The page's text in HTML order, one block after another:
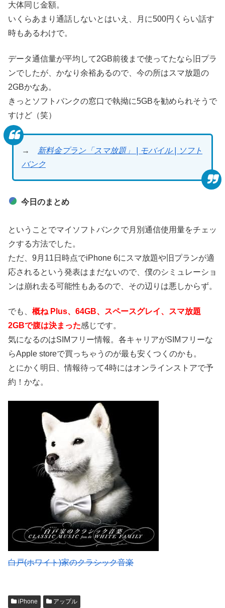
大体同じ金額。
いくらあまり通話しないとはいえ、月に500円くらい話す
時もあるわけで。
データ通信量が平均して2GB前後まで使ってたなら旧プラ
ンでしたが、かなり余裕あるので、今の所はスマ放題の
2GBかなあ。
きっとソフトバンクの窓口で執拗に5GBを勧められそうで
すけど（笑）
→
新料金プラン「スマ放題」 | モバイル | ソフト
バンク
今日のまとめ
ということでマイソフトバンクで月別通信使用量をチェッ
クする方法でした。
ただ、9月11日時点でiPhone 6にスマ放題や旧プランが適
応されるという発表はまだないので、僕のシミュレーショ
ンは崩れ去る可能性もあるので、その辺りは悪しからず。
でも、 概ね Plus、64GB、スペースグレイ、スマ放題
2GBで腹は決まった感じです。
気になるのはSIMフリー情報。各キャリアがSIMフリーな
らApple storeで買っちゃうのが最も安くつくのかも。
とにかく明日、情報待って4時にはオンラインストアで予
約！かな。
白戸(ホワイト)家のクラシック音楽
iPhone アップル